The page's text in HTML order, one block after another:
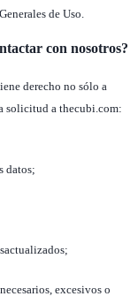
de Uso.
con nosotros?
derecho no sólo a
solicitud a thecubi.com:
datos;
excesivos o